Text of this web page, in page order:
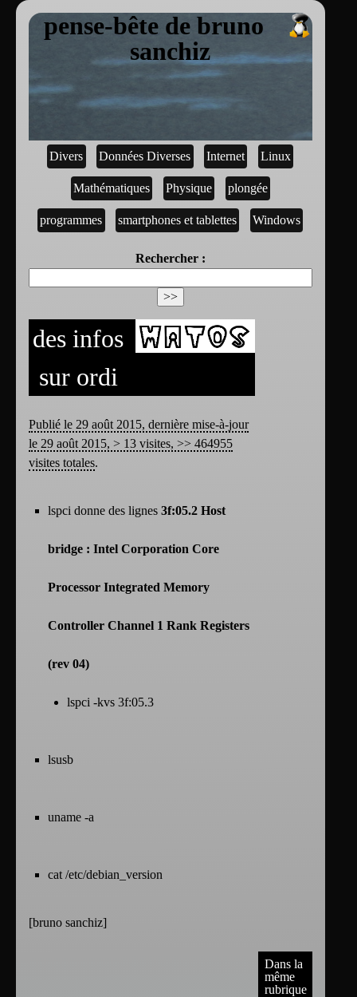
pense-bête de bruno
sanchiz
Divers Données Diverses Internet Linux
Mathématiques Physique plongée
programmes smartphones et tablettes Windows
Rechercher :
des infos
sur ordi
Publié le 29 août 2015, dernière mise-à-jour
le 29 août 2015, > 13 visites, >> 464955
visites totales.
lspci donne des lignes 3f:05.2 Host
bridge : Intel Corporation Core
Processor Integrated Memory
Controller Channel 1 Rank Registers
(rev 04)
lspci -kvs 3f:05.3
lsusb
uname -a
cat /etc/debian_version
[bruno sanchiz]
Dans la
même
rubrique